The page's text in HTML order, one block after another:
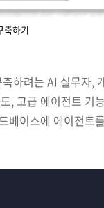
축하기
하려는 AI 실무자,
, 고급 에이전트 기
베이스에 에이전트